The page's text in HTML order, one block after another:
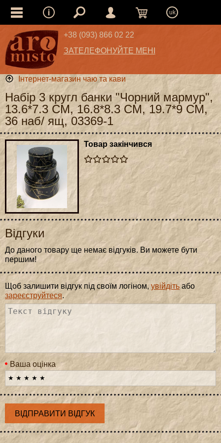
uk
+38 (093) 866 02 22
ЗАТЕЛЕФОНУЙТЕ МЕНІ
Інтернет-магазин чаю та кави
Набір 3 кругл банки "Чорний мармур",
13.6*7.3 CM, 16.8*8.3 CM, 19.7*9 CM,
36 наб/ ящ, 03369-1
Товар закінчився
Відгуки
До даного товару ще немає відгуків. Ви можете бути
першим!
Щоб залишити відгук під своїм логіном, увійдітьабо
зареєструйтеся.
Ваша оцінка